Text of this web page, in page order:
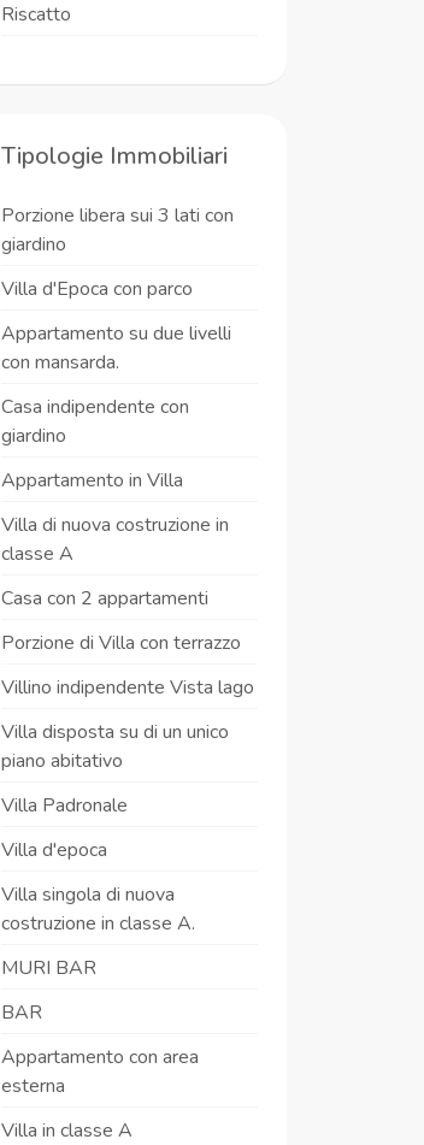
Riscatto
Tipologie Immobiliari
Porzione libera sui 3 lati con
giardino
Villa d'Epoca con parco
Appartamento su due livelli
con mansarda.
Casa indipendente con
giardino
Appartamento in Villa
Villa di nuova costruzione in
classe A
Casa con 2 appartamenti
Porzione di Villa con terrazzo
Villino indipendente Vista lago
Villa disposta su di un unico
piano abitativo
Villa Padronale
Villa d'epoca
Villa singola di nuova
costruzione in classe A.
MURI BAR
BAR
Appartamento con area
esterna
Villa in classe A